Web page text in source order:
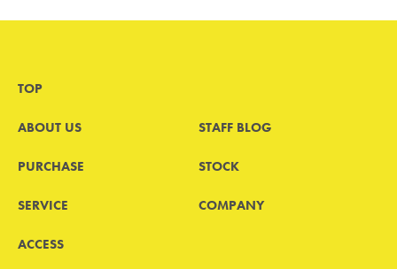
TOP
ABOUT US STAFF BLOG
PURCHASE STOCK
SERVICE COMPANY
ACCESS